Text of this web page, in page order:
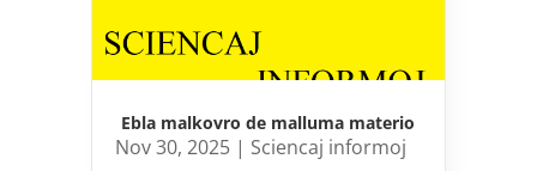
Ebla malkovro de malluma materio
Nov 30, 2025| Sciencaj informoj